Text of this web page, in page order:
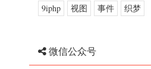
9iphp
视图 事件 织梦
微信公众号